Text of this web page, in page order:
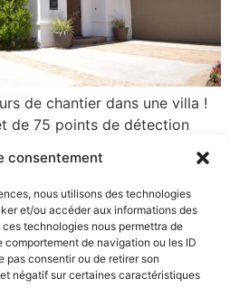
consentement
nous utilisons des technologies
et/ou accéder aux informations des
technologies nous permettra de
de navigation ou les ID
pas consentir ou de retirer son
négatif sur certaines caractéristiques
de chantier dans une villa !
de 75 points de détection
de se réfugier en
de cambrioleurs. Le système
la fermeture automatique des